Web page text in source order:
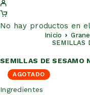
No hay productos en
Inicio
AGOTADO
SEMILLAS DE SESAMO
Ingredientes